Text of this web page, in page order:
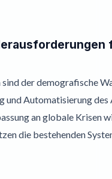
der demografische
und Automatisierung
an globale Krisen
die bestehenden